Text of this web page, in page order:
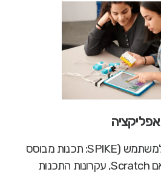
אפליקציה
אפליקציה ידידותית למשתמש (SPIKE: תכנות מבוסס
בלוקים, בממשק תואם Scratch, עקרונות התכנות